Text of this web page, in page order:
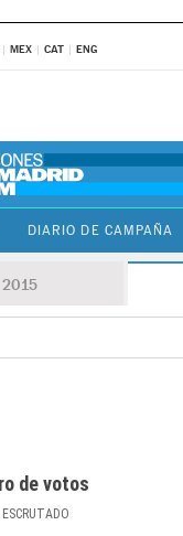
MEX CAT ENG
DIARIO DE CAMPAÑA
2015
de votos
ESCRUTADO